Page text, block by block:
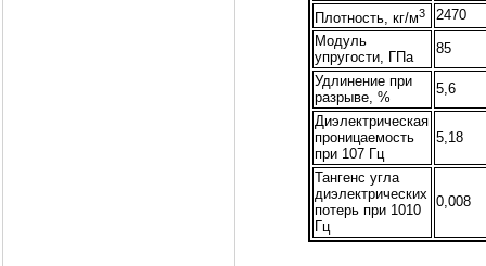
Плотность, кг/м3
2470
Модуль
упругости, ГПа
85
Удлинение при
разрыве, %
5,6
Диэлектрическая
проницаемость
при 107 Гц
5,18
Тангенс угла
диэлектрических
потерь при 1010
Гц
0,008